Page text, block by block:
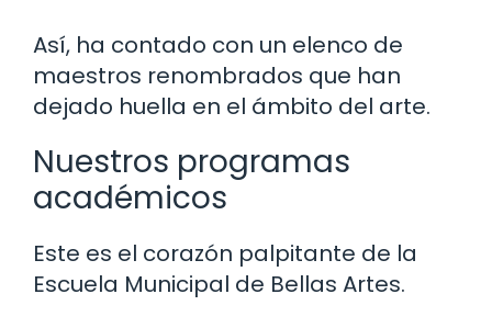
Así, ha contado con un elenco de
maestros renombrados que han
dejado huella en el ámbito del arte.
Nuestros programas
académicos
Este es el corazón palpitante de la
Escuela Municipal de Bellas Artes.